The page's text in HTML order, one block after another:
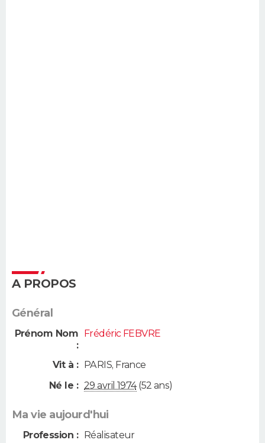
A PROPOS
Général
Prénom Nom
:
Frédéric FEBVRE
Vit à : PARIS, France
Né le : 29 avril 1974(52 ans)
Ma vie aujourd'hui
Profession : Réalisateur